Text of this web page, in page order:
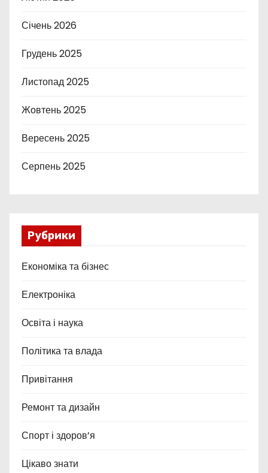
Січень 2026
Грудень 2025
Листопад 2025
Жовтень 2025
Вересень 2025
Серпень 2025
Рубрики
Економіка та бізнес
Електроніка
Освіта і наука
Політика та влада
Привітання
Ремонт та дизайн
Спорт і здоров’я
Цікаво знати